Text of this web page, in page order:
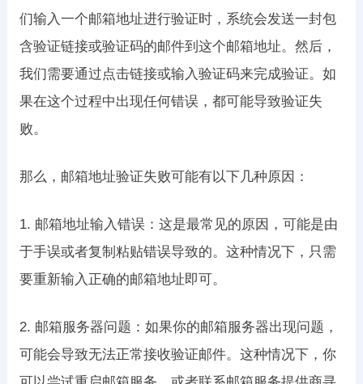
们输入一个邮箱地址进行验证时，系统会发送一封包
含验证链接或验证码的邮件到这个邮箱地址。然后，
我们需要通过点击链接或输入验证码来完成验证。如
果在这个过程中出现任何错误，都可能导致验证失
败。
那么，邮箱地址验证失败可能有以下几种原因：
1. 邮箱地址输入错误：这是最常见的原因，可能是由
于手误或者复制粘贴错误导致的。这种情况下，只需
要重新输入正确的邮箱地址即可。
2. 邮箱服务器问题：如果你的邮箱服务器出现问题，
可能会导致无法正常接收验证邮件。这种情况下，你